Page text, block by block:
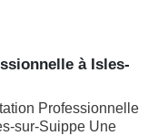
à Isles-
Professionnelle
sur-Suippe Une